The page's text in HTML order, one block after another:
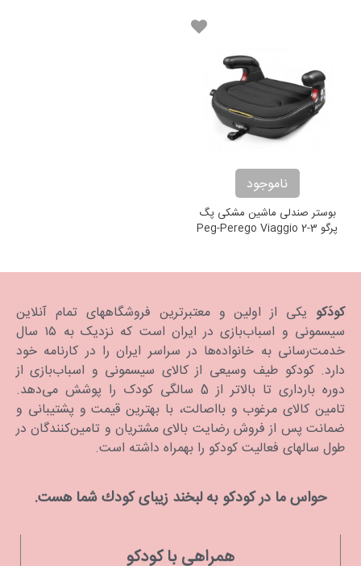
ناموجود
بوستر صندلی ماشین مشکی پگ
پرگو Peg-Perego Viaggio 2-3
کودَکو یکی از اولین و معتبرترین فروشگاههای تمام آنلاین
سیسمونی و اسباب‌بازی در ایران است که نزدیک به ۱۵ سال
خدمت‌رسانی به خانواده‌ها در سراسر ایران را در کارنامه خود
دارد. كودكو طیف وسیعی از کالای سیسمونی و اسباب‌بازی از
دوره بارداری تا بالاتر از 5 سالگی کودک را پوشش می‌دهد.
تامین کالای مرغوب و بااصالت، با بهترین قیمت و پشتیبانی و
ضمانت پس از فروش رضایت بالای مشتریان و تامین‌کنندگان در
طول سالهای فعالیت کودکو را بهمراه داشته است.
حواس ما در كودكو به لبخند زیبای كودك شما هست.
همراهی با کودکو